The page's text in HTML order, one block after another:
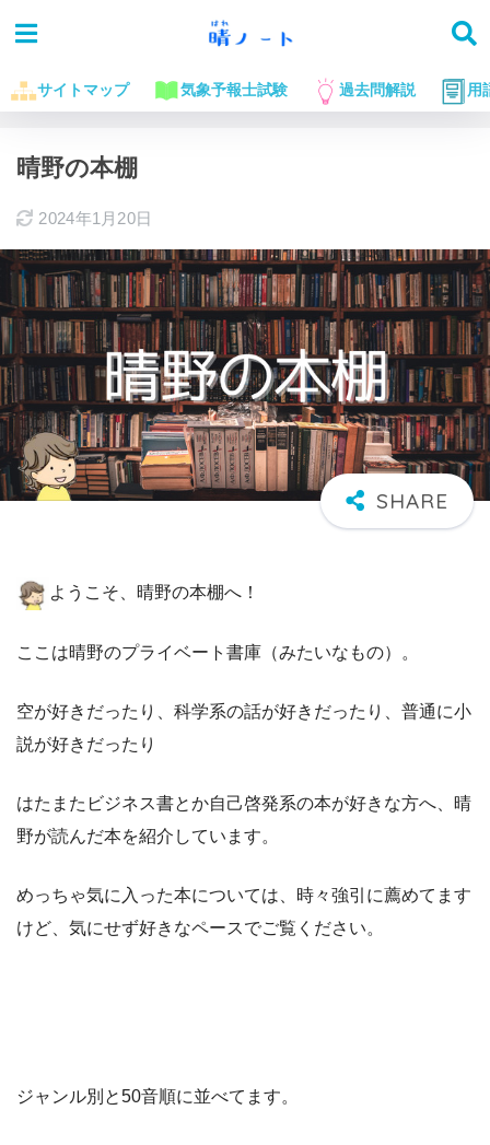
サイトマップ 気象予報士試験 過去問解説 用
ホーム 気象予報士試験に役立つお話
晴野の本棚
2024年1月20日
ようこそ、晴野の本棚へ！
ここは晴野のプライベート書庫（みたいなもの）。
空が好きだったり、科学系の話が好きだったり、普通に小
説が好きだったり
はたまたビジネス書とか自己啓発系の本が好きな方へ、晴
野が読んだ本を紹介しています。
めっちゃ気に入った本については、時々強引に薦めてます
けど、気にせず好きなペースでご覧ください。
ジャンル別と50音順に並べてます。